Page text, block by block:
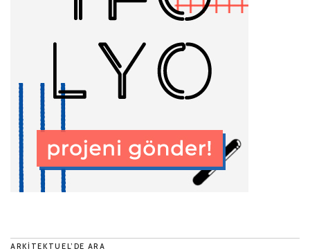
ARKITEKTUEL’DE ARA